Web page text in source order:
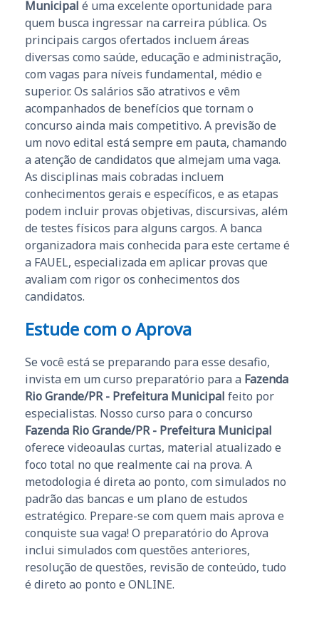
Municipal é uma excelente oportunidade para
quem busca ingressar na carreira pública. Os
principais cargos ofertados incluem áreas
diversas como saúde, educação e administração,
com vagas para níveis fundamental, médio e
superior. Os salários são atrativos e vêm
acompanhados de benefícios que tornam o
concurso ainda mais competitivo. A previsão de
um novo edital está sempre em pauta, chamando
a atenção de candidatos que almejam uma vaga.
As disciplinas mais cobradas incluem
conhecimentos gerais e específicos, e as etapas
podem incluir provas objetivas, discursivas, além
de testes físicos para alguns cargos. A banca
organizadora mais conhecida para este certame é
a FAUEL, especializada em aplicar provas que
avaliam com rigor os conhecimentos dos
candidatos.
Estude com o Aprova
Se você está se preparando para esse desafio,
invista em um curso preparatório para a Fazenda
Rio Grande/PR - Prefeitura Municipal feito por
especialistas. Nosso curso para o concurso
Fazenda Rio Grande/PR - Prefeitura Municipal
oferece videoaulas curtas, material atualizado e
foco total no que realmente cai na prova. A
metodologia é direta ao ponto, com simulados no
padrão das bancas e um plano de estudos
estratégico. Prepare-se com quem mais aprova e
conquiste sua vaga! O preparatório do Aprova
inclui simulados com questões anteriores,
resolução de questões, revisão de conteúdo, tudo
é direto ao ponto e ONLINE.